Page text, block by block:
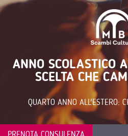
ANNO SCOLASTICO
SCELTA CHE
QUARTO ANNO ALL'ESTERO: